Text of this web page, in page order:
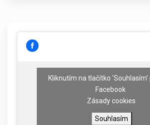
Kliknutím na tlačítko 'Souhlasím'
Facebook
Zásady cookies
Souhlasím